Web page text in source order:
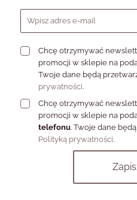
Chcę otrzymywać
promocji w sklepie na
Twoje dane będą
prywatności.
Chcę otrzymywać
promocji w sklepie na
telefonu. Twoje dane
Polityką prywatności.